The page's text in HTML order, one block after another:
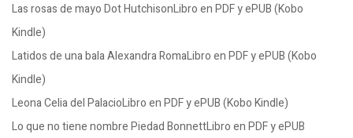
Las rosas de mayo Dot HutchisonLibro en PDF y ePUB (Kobo
Kindle)
Latidos de una bala Alexandra RomaLibro en PDF y ePUB (Kobo
Kindle)
Leona Celia del PalacioLibro en PDF y ePUB (Kobo Kindle)
Lo que no tiene nombre Piedad BonnettLibro en PDF y ePUB